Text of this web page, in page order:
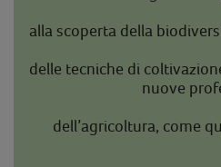
alla scoperta della
delle tecniche di
nuove
dell’agricoltura, come